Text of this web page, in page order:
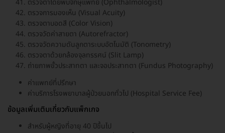
ตรวจตาโดยพบจักษุแพทย์ (Ophthalmologist)
ตรวจการมองเห็น (Visual Acuity)
ตรวจตาบอดสี (Color Vision)
ตรวจวัดค่าสายตา (Autorefractor)
ตรวจวัดความดันลูกตาระบบอัตโนมัติ (Tonometry)
ตรวจตาด้วยกล้องจุลทรรศน์ (Slit Lamp)
ถ่ายภาพขั้วประสาทตา และจอประสาทตา (Fundus Photography)
ค่าแพทย์ที่ปรึกษา
ค่าบริการโรงพยาบาลผู้ป่วยนอกทั่วไป (Hospital Service Fee)
ข้อมูลเพิ่มเติมเกี่ยวกับแพ็กเกจ
สำหรับผู้หญิงที่อายุ 40 ปีขึ้นไป